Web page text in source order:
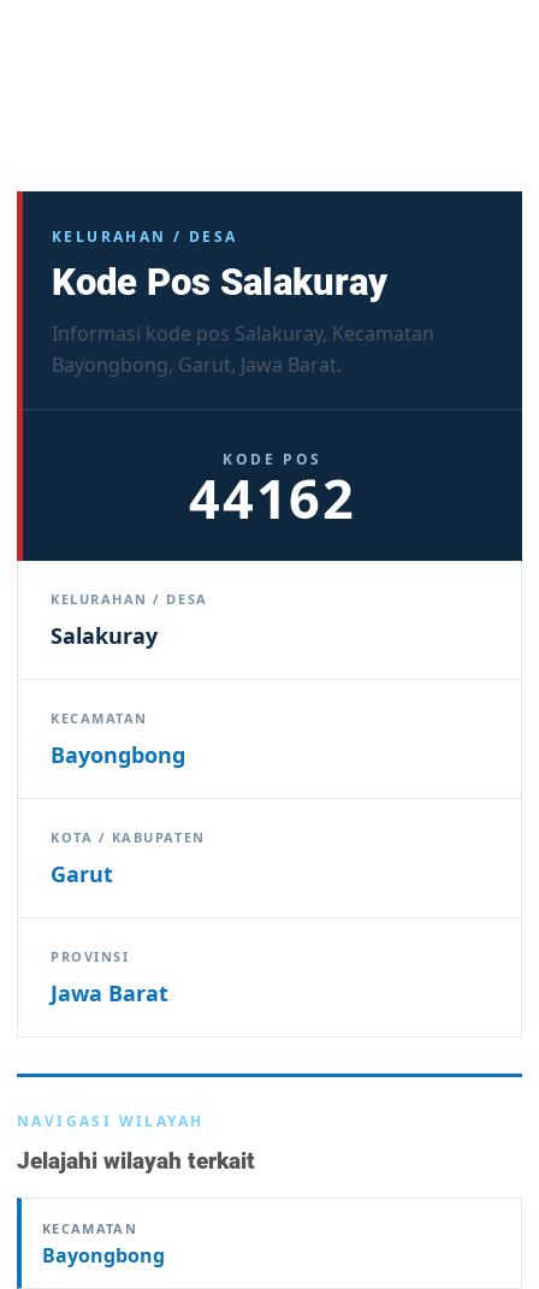
KELURAHAN / DESA
Kode Pos Salakuray
Informasi kode pos Salakuray, Kecamatan
Bayongbong, Garut, Jawa Barat.
KODE POS
44162
KELURAHAN / DESA
Salakuray
KECAMATAN
Bayongbong
KOTA / KABUPATEN
Garut
PROVINSI
Jawa Barat
NAVIGASI WILAYAH
Jelajahi wilayah terkait
KECAMATAN
Bayongbong